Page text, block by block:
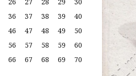
36 37 38 39
40
46 47 48 49
50
56 57 58 59
60
66 67 68 69
70
Güney Afrika
Sevgi ve
Üzerine: